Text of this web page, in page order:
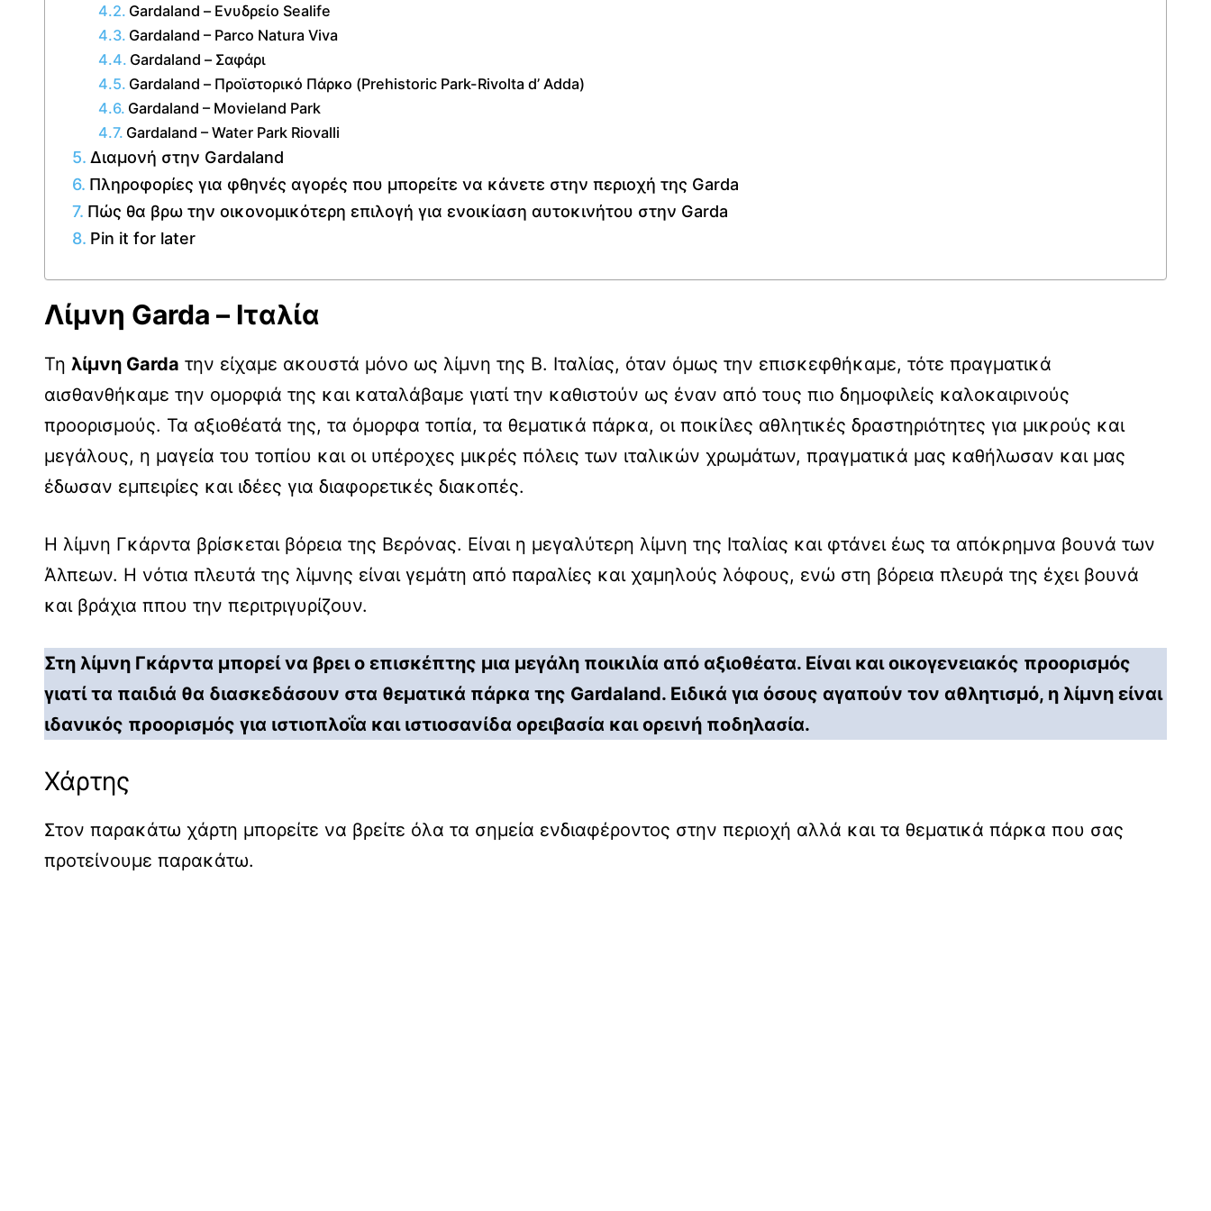
Gardaland – Ενυδρείο Sealife
Gardaland – Parco Natura Viva
Gardaland – Σαφάρι
Gardaland – Προϊστορικό Πάρκο (Prehistoric Park-Rivolta d’ Adda)
Gardaland – Movieland Park
Gardaland – Water Park Riovalli
Διαμονή στην Gardaland
Πληροφορίες για φθηνές αγορές που μπορείτε να κάνετε στην περιοχή της Garda
Πώς θα βρω την οικονομικότερη επιλογή για ενοικίαση αυτοκινήτου στην Garda
Pin it for later
Λίμνη Garda – Ιταλία
Τη λίμνη Garda την είχαμε ακουστά μόνο ως λίμνη της Β. Ιταλίας, όταν όμως την επισκεφθήκαμε, τότε πραγματικά
αισθανθήκαμε την ομορφιά της και καταλάβαμε γιατί την καθιστούν ως έναν από τους πιο δημοφιλείς καλοκαιρινούς
προορισμούς. Τα αξιοθέατά της, τα όμορφα τοπία, τα θεματικά πάρκα, οι ποικίλες αθλητικές δραστηριότητες για μικρούς και
μεγάλους, η μαγεία του τοπίου και οι υπέροχες μικρές πόλεις των ιταλικών χρωμάτων, πραγματικά μας καθήλωσαν και μας
έδωσαν εμπειρίες και ιδέες για διαφορετικές διακοπές.
Η λίμνη Γκάρντα βρίσκεται βόρεια της Βερόνας. Είναι η μεγαλύτερη λίμνη της Ιταλίας και φτάνει έως τα απόκρημνα βουνά των
Άλπεων. Η νότια πλευτά της λίμνης είναι γεμάτη από παραλίες και χαμηλούς λόφους, ενώ στη βόρεια πλευρά της έχει βουνά
και βράχια ππου την περιτριγυρίζουν.
Στη λίμνη Γκάρντα μπορεί να βρει ο επισκέπτης μια μεγάλη ποικιλία από αξιοθέατα. Είναι και οικογενειακός προορισμός
γιατί τα παιδιά θα διασκεδάσουν στα θεματικά πάρκα της Gardaland. Ειδικά για όσους αγαπούν τον αθλητισμό, η λίμνη είναι
ιδανικός προορισμός για ιστιοπλοΐα και ιστιοσανίδα ορειβασία και ορεινή ποδηλασία.
Χάρτης
Στον παρακάτω χάρτη μπορείτε να βρείτε όλα τα σημεία ενδιαφέροντος στην περιοχή αλλά και τα θεματικά πάρκα που σας
προτείνουμε παρακάτω.